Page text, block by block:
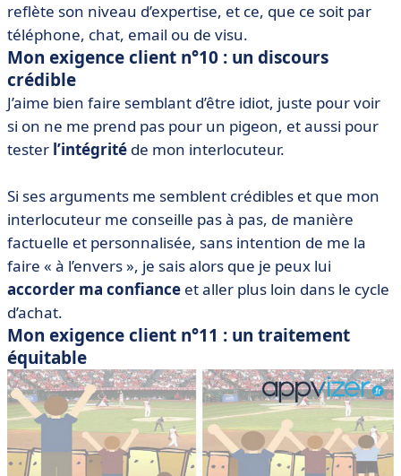
reflète son niveau d’expertise, et ce, que ce soit par
téléphone, chat, email ou de visu.
Mon exigence client n°10 : un discours
crédible
J’aime bien faire semblant d’être idiot, juste pour voir
si on ne me prend pas pour un pigeon, et aussi pour
tester l’intégrité de mon interlocuteur.
Si ses arguments me semblent crédibles et que mon
interlocuteur me conseille pas à pas, de manière
factuelle et personnalisée, sans intention de me la
faire « à l’envers », je sais alors que je peux lui
accorder ma confiance et aller plus loin dans le cycle
d’achat.
Mon exigence client n°11 : un traitement
équitable